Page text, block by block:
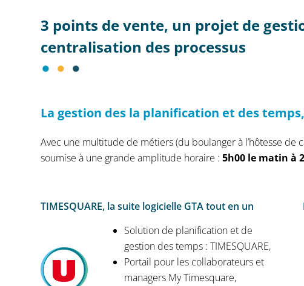
3 points de vente, un projet de
centralisation des processus
La gestion des la planification et des
Avec une multitude de métiers (du boulanger à l’hôtesse de
soumise à une grande amplitude horaire :5h00 le matin à
TIMESQUARE, la suite logicielle GTA tout en un
Solution de planification et de
gestion des temps : TIMESQUARE,
Portail pour les collaborateurs et
managers My Timesquare,